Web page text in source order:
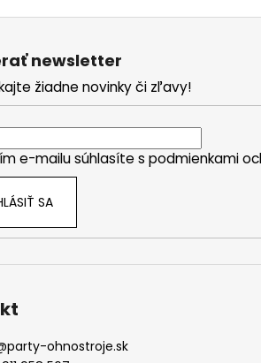
newsletter
žiadne novinky či zľavy!
e-mailu súhlasíte s podmienkami
SA
party-ohnostroje.sk